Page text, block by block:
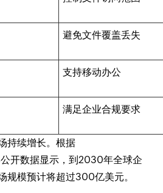
避免文件覆盖丢失
支持移动办公
满足企业合规要求
持续增长。根据
开数据显示，到2030年全球企
规模预计将超过300亿美元。